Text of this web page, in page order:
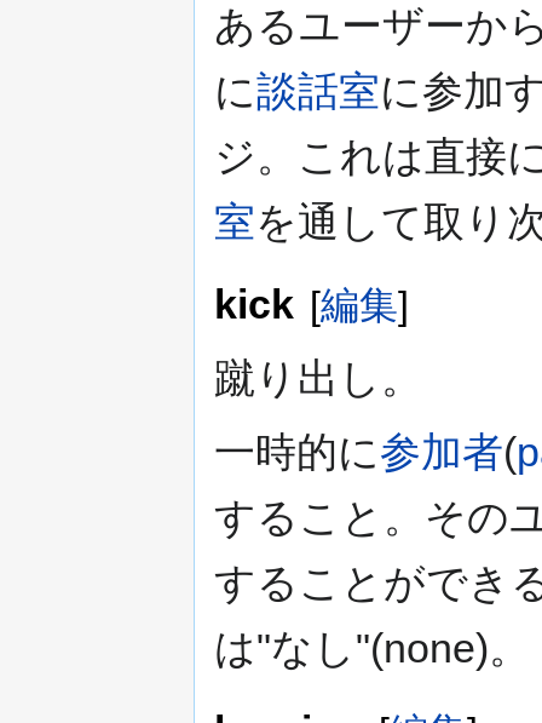
あるユーザーか
に談話室に参加
ジ。これは直接
室を通して取り
kick [編集]
蹴り出し。
一時的に参加者(
すること。その
することができ
は"なし"(none)。